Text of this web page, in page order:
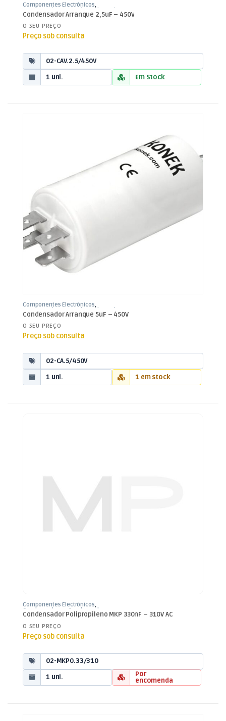
Componentes Electrónicos,
Condensadores
Condensadores de
Arranque
Condensador Arranque 2,5uF – 450V
O SEU PREÇO
Preço sob consulta
02-CAV.2.5/450V
1 uni.
Em Stock
Componentes Electrónicos,
Condensadores
Condensadores de
Arranque
Condensador Arranque 5uF – 450V
O SEU PREÇO
Preço sob consulta
02-CA.5/450V
1 uni.
1 em stock
Componentes Electrónicos,
Condensadores
Condensadores
Polipropileno
Condensador Polipropileno MKP 330nF – 310V AC
O SEU PREÇO
Preço sob consulta
02-MKP0.33/310
1 uni.
Por
encomenda